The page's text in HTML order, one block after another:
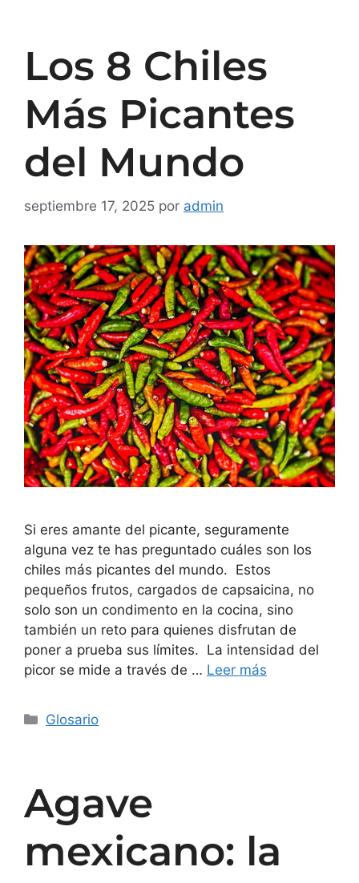
Los 8 Chiles
Más Picantes
del Mundo
septiembre 17, 2025 por admin
Si eres amante del picante, seguramente
alguna vez te has preguntado cuáles son los
chiles más picantes del mundo. Estos
pequeños frutos, cargados de capsaicina, no
solo son un condimento en la cocina, sino
también un reto para quienes disfrutan de
poner a prueba sus límites. La intensidad del
picor se mide a través de … Leer más
Glosario
Agave
mexicano: la